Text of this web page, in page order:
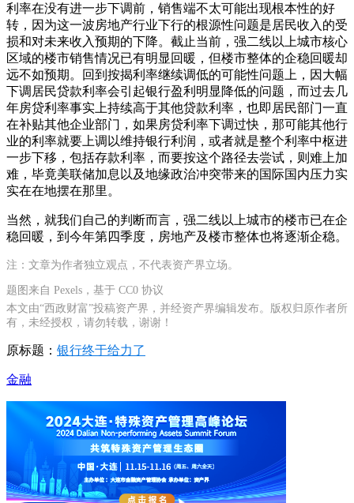
利率在没有进一步下调前，销售端不太可能出现根本性的好
转，因为这一波房地产行业下行的根源性问题是居民收入的受
损和对未来收入预期的下降。截止当前，强二线以上城市核心
区域的楼市销售情况已有明显回暖，但楼市整体的企稳回暖却
远不如预期。回到按揭利率继续调低的可能性问题上，因大幅
下调居民贷款利率会引起银行盈利明显降低的问题，而过去几
年房贷利率事实上持续高于其他贷款利率，也即居民部门一直
在补贴其他企业部门，如果房贷利率下调过快，那可能其他行
业的利率就要上调以维持银行利润，或者就是整个利率中枢进
一步下移，包括存款利率，而要按这个路径去尝试，则难上加
难，毕竟美联储加息以及地缘政治冲突带来的国际国内压力实
实在在地摆在那里。
当然，就我们自己的判断而言，强二线以上城市的楼市已在企
稳回暖，到今年第四季度，房地产及楼市整体也将逐渐企稳。
注：文章为作者独立观点，不代表资产界立场。
题图来自 Pexels，基于 CC0 协议
本文由“西政财富”投稿资产界，并经资产界编辑发布。版权归原作者所
有，未经授权，请勿转载，谢谢！
原标题： 银行终于给力了
金融